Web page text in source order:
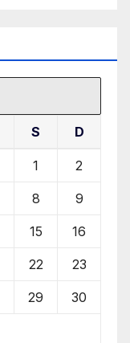
S D
1 2
8 9
15 16
22 23
29 30